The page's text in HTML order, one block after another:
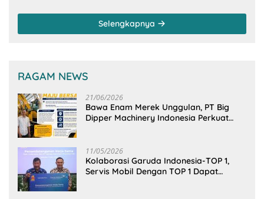
Kementerian PU-RI
Selengkapnya
RAGAM NEWS
21/06/2026
Bawa Enam Merek Unggulan, PT Big
Dipper Machinery Indonesia Perkuat
11/05/2026
Kolaborasi Garuda Indonesia-TOP 1,
Servis Mobil Dengan TOP 1 Dapat